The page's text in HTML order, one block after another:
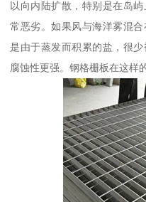
以向内陆扩散，特别是在岛
常恶劣。如果风与海洋雾混
是由于蒸发而积累的盐，很
腐蚀性更强。钢格栅板在这样